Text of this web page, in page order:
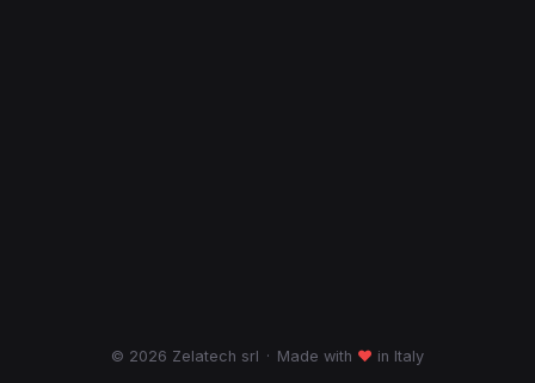
© 2026 Zelatech srl · Made with ♥ in Italy